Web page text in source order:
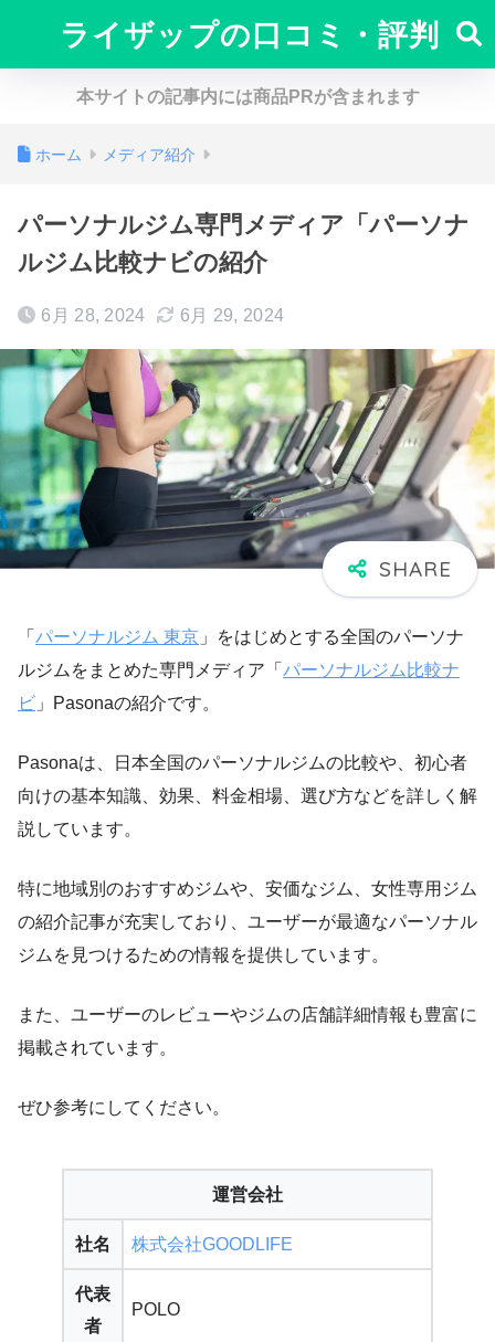
ライザップの口コミ・評判
本サイトの記事内には商品PRが含まれます
ホーム メディア紹介
パーソナルジム専門メディア「パーソナ
ルジム比較ナビの紹介
6月 28, 2024 6月 29, 2024
「 パーソナルジム 東京 」をはじめとする全国のパーソナ
ルジムをまとめた専門メディア「 パーソナルジム比較ナ
ビ 」Pasonaの紹介です。
Pasonaは、日本全国のパーソナルジムの比較や、初心者
向けの基本知識、効果、料金相場、選び方などを詳しく解
説しています。
特に地域別のおすすめジムや、安価なジム、女性専用ジム
の紹介記事が充実しており、ユーザーが最適なパーソナル
ジムを見つけるための情報を提供しています。
また、ユーザーのレビューやジムの店舗詳細情報も豊富に
掲載されています。
ぜひ参考にしてください。
運営会社
社名 株式会社GOODLIFE
代表
者
POLO